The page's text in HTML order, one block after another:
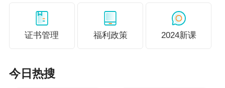
证书管理 福利政策 2024新课
今日热搜